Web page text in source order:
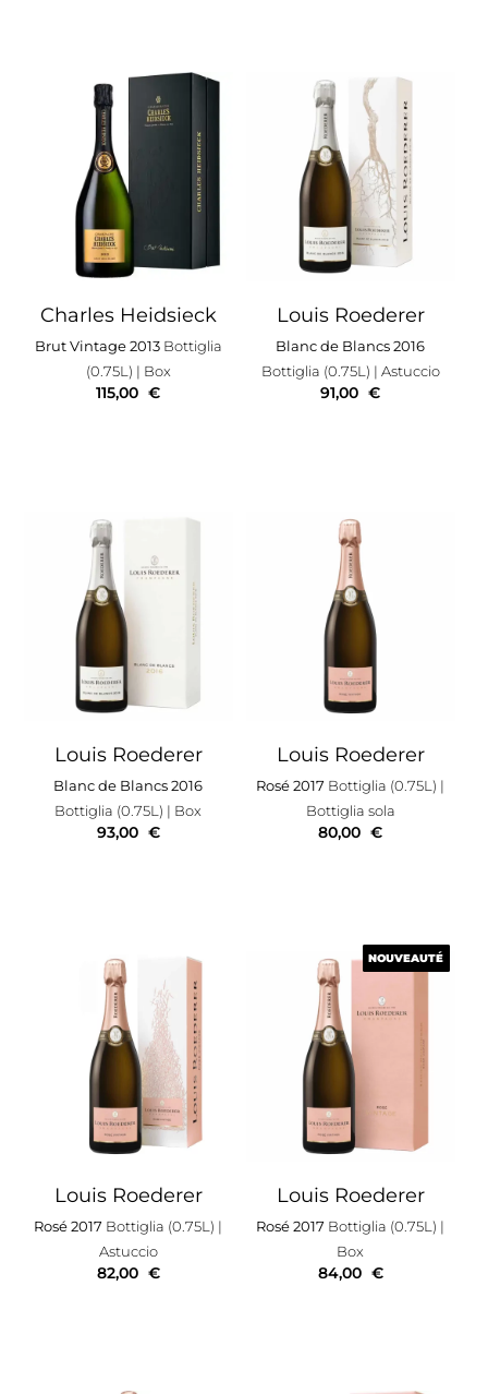
Charles Heidsieck
Brut Vintage 2013Bottiglia
(0.75L) | Box
115,00 €
Louis Roederer
Blanc de Blancs 2016
Bottiglia (0.75L) | Astuccio
91,00 €
Louis Roederer
Blanc de Blancs 2016
Bottiglia (0.75L) | Box
93,00 €
Louis Roederer
Rosé 2017 Bottiglia (0.75L) |
Bottiglia sola
80,00 €
Louis Roederer
Rosé 2017 Bottiglia (0.75L) |
Astuccio
82,00 €
NOUVEAUTÉ
Louis Roederer
Rosé 2017 Bottiglia (0.75L) |
Box
NOUVEAUTÉ
84,00 €